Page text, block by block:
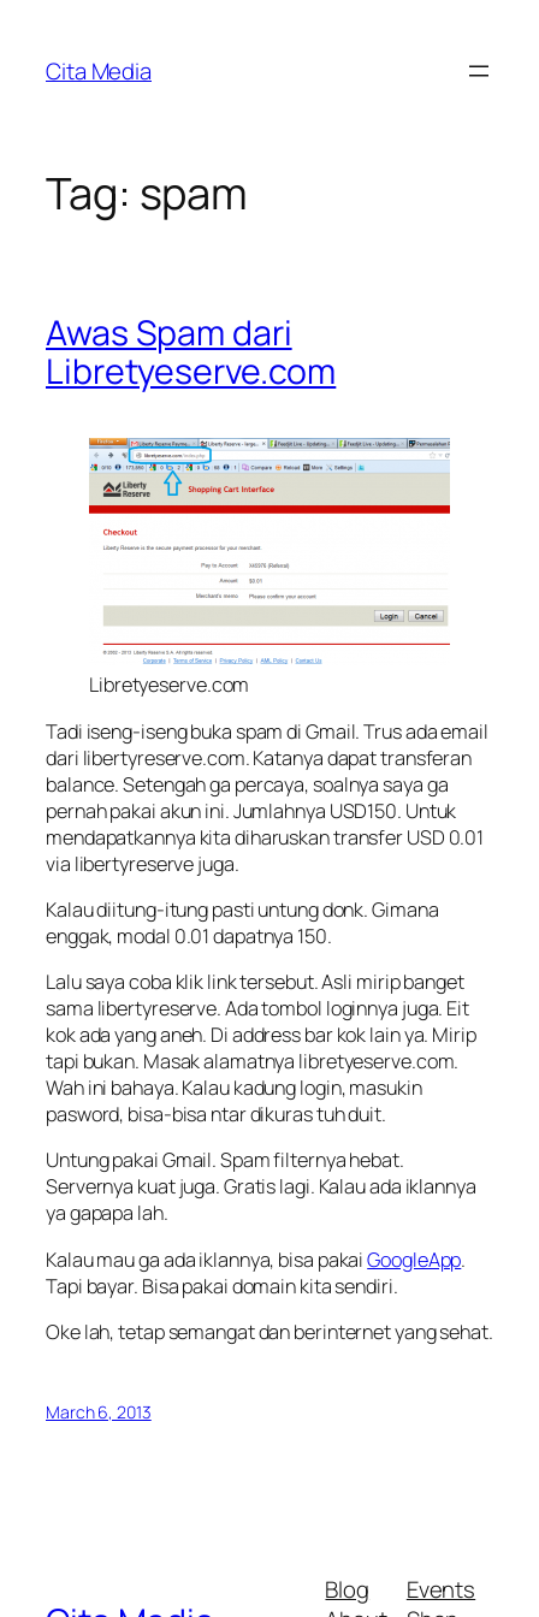
content
Cita Media
Tag: spam
Awas Spam dari
Libretyeserve.com
Libretyeserve.com
Tadi iseng-iseng buka spam di Gmail. Trus ada email
dari libertyreserve.com. Katanya dapat transferan
balance. Setengah ga percaya, soalnya saya ga
pernah pakai akun ini. Jumlahnya USD150. Untuk
mendapatkannya kita diharuskan transfer USD 0.01
via libertyreserve juga.
Kalau diitung-itung pasti untung donk. Gimana
enggak, modal 0.01 dapatnya 150.
Lalu saya coba klik link tersebut. Asli mirip banget
sama libertyreserve. Ada tombol loginnya juga. Eit
kok ada yang aneh. Di address bar kok lain ya. Mirip
tapi bukan. Masak alamatnya libretyeserve.com.
Wah ini bahaya. Kalau kadung login, masukin
pasword, bisa-bisa ntar dikuras tuh duit.
Untung pakai Gmail. Spam filternya hebat.
Servernya kuat juga. Gratis lagi. Kalau ada iklannya
ya gapapa lah.
Kalau mau ga ada iklannya, bisa pakaiGoogleApp.
Tapi bayar. Bisa pakai domain kita sendiri.
Oke lah, tetap semangat dan berinternet yang sehat.
March 6, 2013
Blog
Events